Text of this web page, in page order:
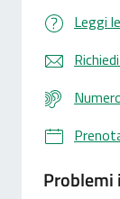
Leggi
Problemi